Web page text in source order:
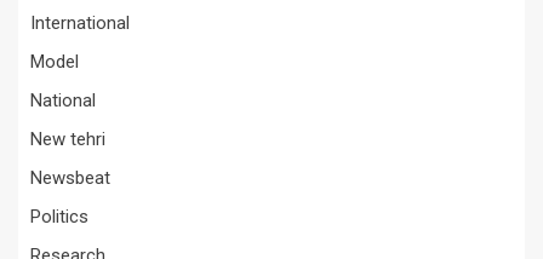
International
Model
National
New tehri
Newsbeat
Politics